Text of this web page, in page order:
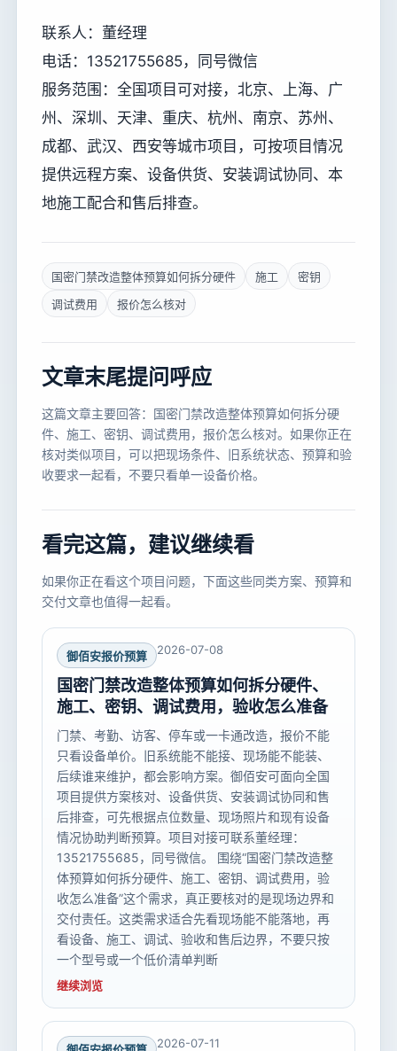
联系人：董经理
电话：13521755685，同号微信
服务范围：全国项目可对接，北京、上海、广
州、深圳、天津、重庆、杭州、南京、苏州、
成都、武汉、西安等城市项目，可按项目情况
提供远程方案、设备供货、安装调试协同、本
地施工配合和售后排查。
国密门禁改造整体预算如何拆分硬件 施工
密钥
调试费用
报价怎么核对
文章末尾提问呼应
这篇文章主要回答：国密门禁改造整体预算如何拆分硬
件、施工、密钥、调试费用，报价怎么核对。如果你正在
核对类似项目，可以把现场条件、旧系统状态、预算和验
收要求一起看，不要只看单一设备价格。
看完这篇，建议继续看
如果你正在看这个项目问题，下面这些同类方案、预算和
交付文章也值得一起看。
御佰安报价预算 2026-07-08
国密门禁改造整体预算如何拆分硬件、
施工、密钥、调试费用，验收怎么准备
门禁、考勤、访客、停车或一卡通改造，报价不能
只看设备单价。旧系统能不能接、现场能不能装、
后续谁来维护，都会影响方案。御佰安可面向全国
项目提供方案核对、设备供货、安装调试协同和售
后排查，可先根据点位数量、现场照片和现有设备
情况协助判断预算。项目对接可联系董经理：
13521755685，同号微信。 围绕“国密门禁改造整
体预算如何拆分硬件、施工、密钥、调试费用，验
收怎么准备”这个需求，真正要核对的是现场边界和
交付责任。这类需求适合先看现场能不能落地，再
看设备、施工、调试、验收和售后边界，不要只按
一个型号或一个低价清单判断
继续浏览
2026-07-11